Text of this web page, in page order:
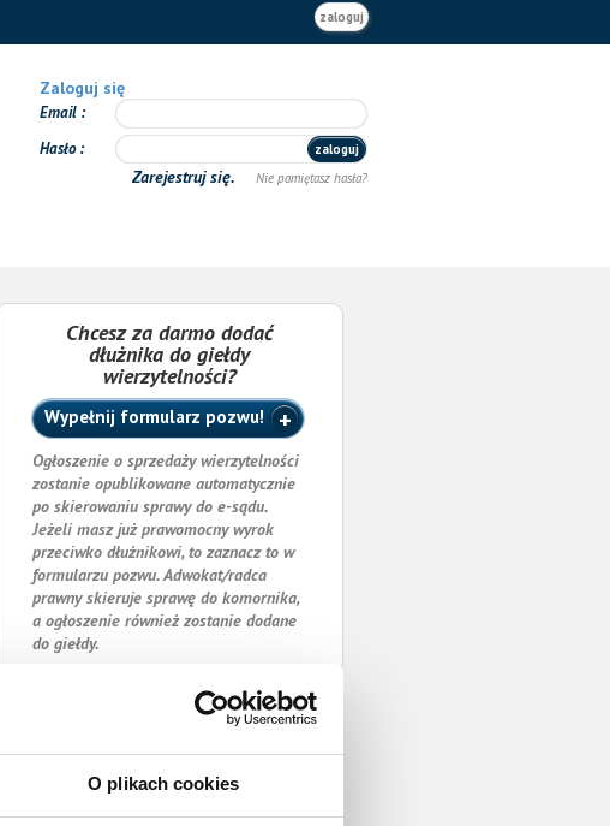
O plikach cookies
zaloguj
Zaloguj się
Email
Hasło
zaloguj
Zarejestruj się. Nie pamiętasz hasła?
Chcesz za darmo dodać
dłużnika do giełdy
wierzytelności?
Wypełnij formularz pozwu!
Ogłoszenie o sprzedaży wierzytelności
zostanie opublikowane automatycznie
po skierowaniu sprawy do e-sądu.
Jeżeli masz już prawomocny wyrok
przeciwko dłużnikowi, to zaznacz to w
formularzu pozwu. Adwokat/radca
prawny skieruje sprawę do komornika,
a ogłoszenie również zostanie dodane
do giełdy.